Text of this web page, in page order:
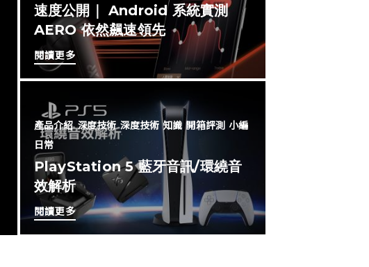
速度公開｜ Android 系統實測
AERO 依然飆速領先
閱讀更多
產品介紹 深度技術 深度技術 知識 開箱評測 小編
日常
PlayStation 5 藍牙音訊/環繞音
效解析
閱讀更多